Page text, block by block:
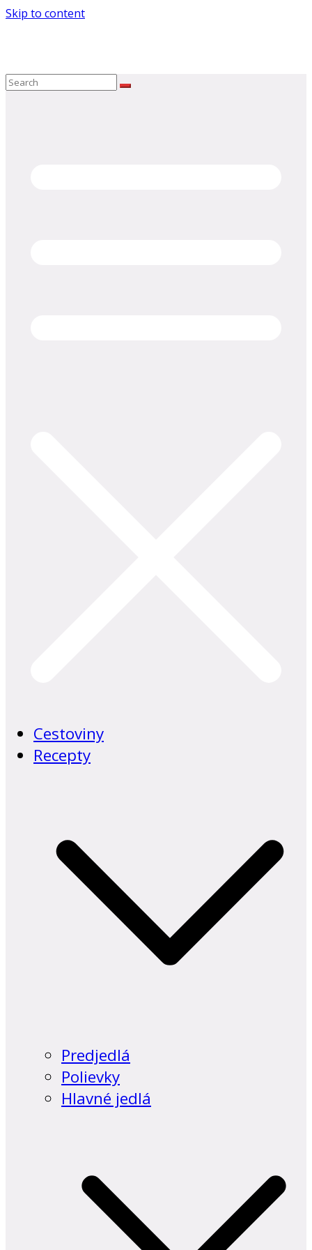
Skip to content
Cestoviny
Recepty
Predjedlá
Polievky
Hlavné jedlá